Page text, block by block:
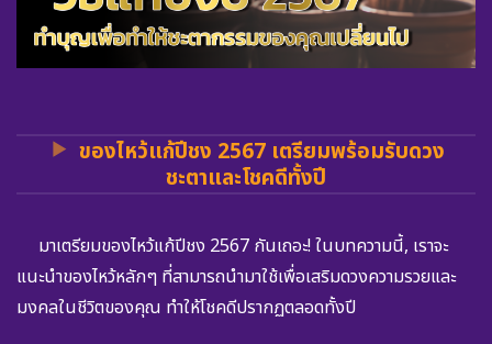
ของไหว้แก้ปีชง 2567 เตรียมพร้อมรับดวง
ชะตาและโชคดีทั้งปี
มาเตรียมของไหว้แก้ปีชง 2567 กันเถอะ! ในบทความนี้, เราจะ
แนะนำของไหว้หลักๆ ที่สามารถนำมาใช้เพื่อเสริมดวงความรวยและ
มงคลในชีวิตของคุณ ทำให้โชคดีปรากฏตลอดทั้งปี